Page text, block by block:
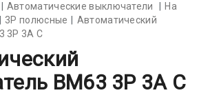
Автоматические выключатели
На
3Р полюсные
Автоматический
3P 3А С
BM63 3P 3А С